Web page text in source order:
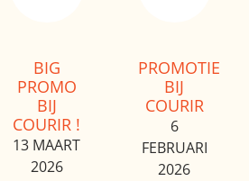
BIG
PROMO
BIJ
COURIR !
13 MAART
2026
PROMOTIES
BIJ
COURIR
6
FEBRUARI
2026